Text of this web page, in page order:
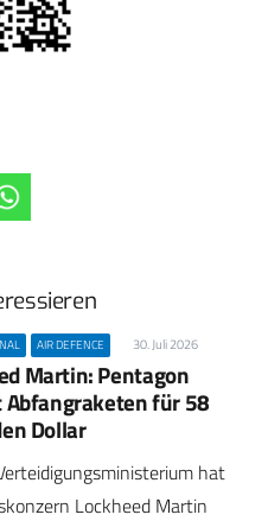
AIR DEFENCE 30. Juli 2026
Martin: Pentagon
für 58
Dollar
hat
Lockheed Martin